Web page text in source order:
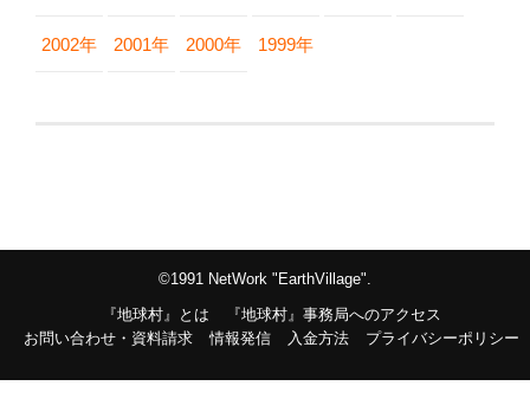
2002年 2001年 2000年 1999年
©1991 NetWork "EarthVillage".
『地球村』とは
『地球村』事務局へのアクセス
お問い合わせ・資料請求
情報発信 入金方法 プライバシーポリシー